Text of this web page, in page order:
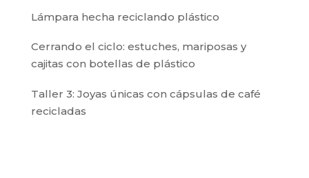
Lámpara hecha reciclando plástico
Cerrando el ciclo: estuches, mariposas y
cajitas con botellas de plástico
Taller 3: Joyas únicas con cápsulas de café
recicladas